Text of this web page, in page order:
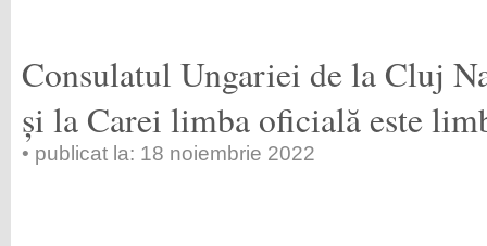
Consulatul Ungariei de la Cluj
și la Carei limba oficială este
• publicat la: 18 noiembrie 2022